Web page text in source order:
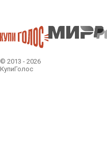
© 2013 - 2026
КупиГолос